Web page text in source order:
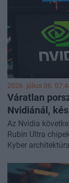
2026. július 06.
Váratlan
Nvidiánál,
Az Nvidia
Rubin Ultra
Kyber
Ez a késés egy
érintő